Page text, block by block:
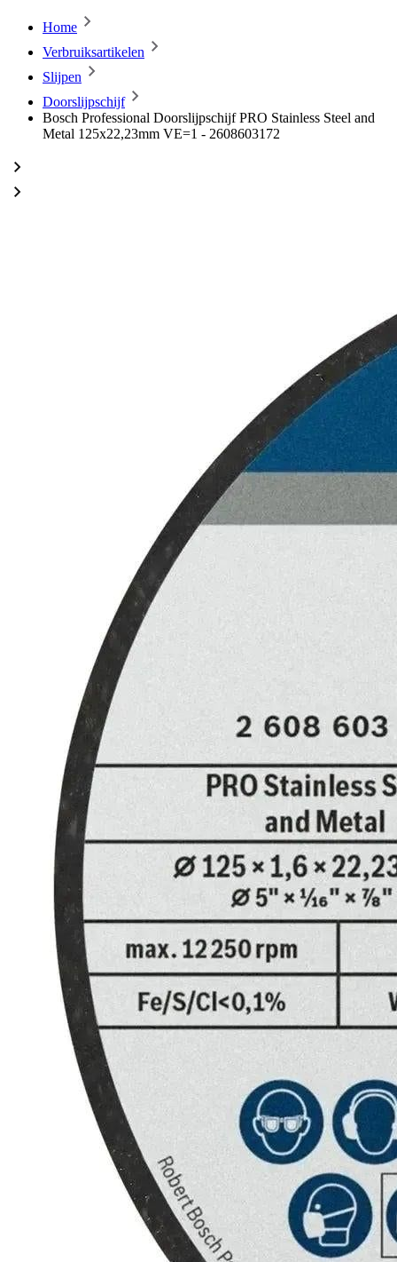
Home
Verbruiksartikelen
Slijpen
Doorslijpschijf
Bosch Professional Doorslijpschijf PRO Stainless Steel and
Metal 125x22,23mm VE=1 - 2608603172